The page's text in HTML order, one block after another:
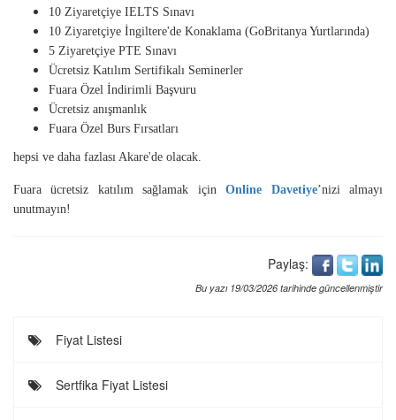
10 Ziyaretçiye IELTS Sınavı
10 Ziyaretçiye İngiltere'de Konaklama (GoBritanya Yurtlarında)
5 Ziyaretçiye PTE Sınavı
Ücretsiz Katılım Sertifikalı Seminerler
Fuara Özel İndirimli Başvuru
Ücretsiz anışmanlık
Fuara Özel Burs Fırsatları
hepsi ve daha fazlası Akare'de olacak.
Fuara ücretsiz katılım sağlamak içinOnline Davetiye’nizi almayı
unutmayın!
Paylaş:
Bu yazı 19/03/2026 tarihinde güncellenmiştir
Fiyat Listesi
Sertfika Fiyat Listesi